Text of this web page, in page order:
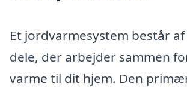
Et jordvarmesystem består
dele, der arbejder sammen
varme til dit hjem. Den